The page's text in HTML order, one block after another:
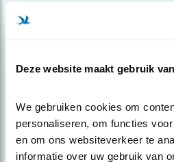
Deze website maakt gebruik
We gebruiken cookies om
personaliseren, om functies
en om ons websiteverkeer te
informatie over uw gebruik van
Meld je aan en ontvang nieuws,
over vogels en activiteiten van